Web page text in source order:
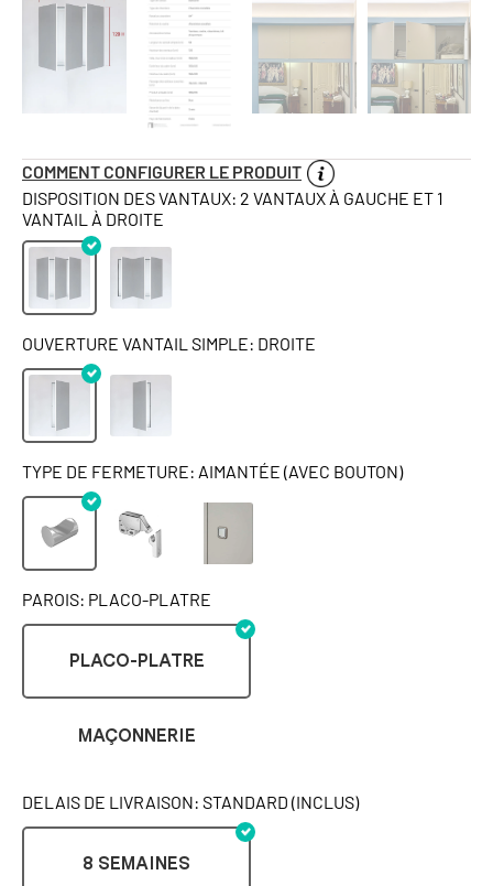
COMMENT CONFIGURER LE PRODUIT
DISPOSITION DES VANTAUX: 2 VANTAUX À GAUCHE ET 1
VANTAIL À DROITE
OUVERTURE VANTAIL SIMPLE: DROITE
TYPE DE FERMETURE: AIMANTÉE (AVEC BOUTON)
PAROIS: PLACO-PLATRE
PLACO-PLATRE
MAÇONNERIE
DELAIS DE LIVRAISON: STANDARD (INCLUS)
8 SEMAINES